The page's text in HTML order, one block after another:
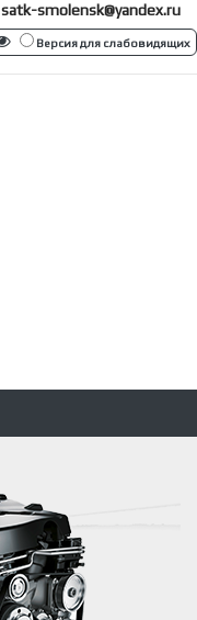
satk-smolensk@yandex.ru
Версия для слабовидящих